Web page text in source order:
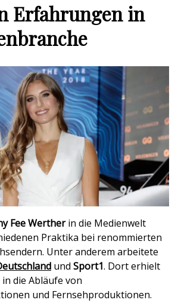
Erfahrungen in
Fee Wertherin die Medienwelt
Praktika bei renommierten
Unter anderem arbeitete
und Sport1. Dort erhielt
die Abläufe von
und Fernsehproduktionen.